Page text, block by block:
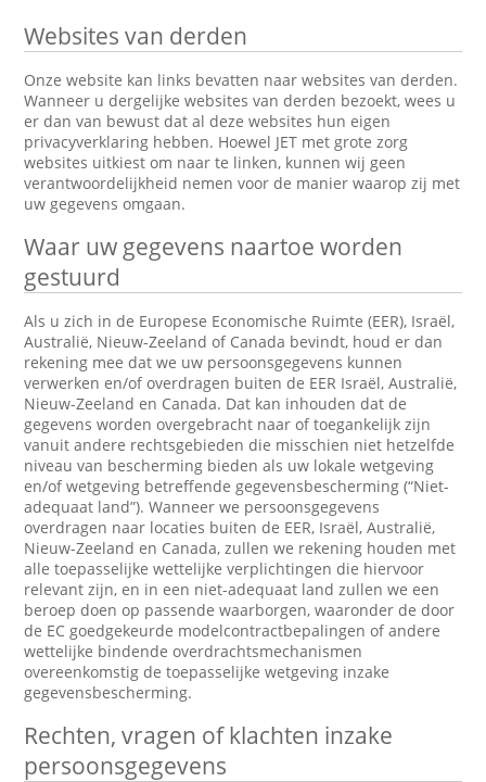
Websites van derden
Onze website kan links bevatten naar websites van derden.
Wanneer u dergelijke websites van derden bezoekt, wees u
er dan van bewust dat al deze websites hun eigen
privacyverklaring hebben. Hoewel JET met grote zorg
websites uitkiest om naar te linken, kunnen wij geen
verantwoordelijkheid nemen voor de manier waarop zij met
uw gegevens omgaan.
Waar uw gegevens naartoe worden
gestuurd
Als u zich in de Europese Economische Ruimte (EER), Israël,
Australië, Nieuw-Zeeland of Canada bevindt, houd er dan
rekening mee dat we uw persoonsgegevens kunnen
verwerken en/of overdragen buiten de EER Israël, Australië,
Nieuw-Zeeland en Canada. Dat kan inhouden dat de
gegevens worden overgebracht naar of toegankelijk zijn
vanuit andere rechtsgebieden die misschien niet hetzelfde
niveau van bescherming bieden als uw lokale wetgeving
en/of wetgeving betreffende gegevensbescherming (“Niet-
adequaat land”). Wanneer we persoonsgegevens
overdragen naar locaties buiten de EER, Israël, Australië,
Nieuw-Zeeland en Canada, zullen we rekening houden met
alle toepasselijke wettelijke verplichtingen die hiervoor
relevant zijn, en in een niet-adequaat land zullen we een
beroep doen op passende waarborgen, waaronder de door
de EC goedgekeurde modelcontractbepalingen of andere
wettelijke bindende overdrachtsmechanismen
overeenkomstig de toepasselijke wetgeving inzake
gegevensbescherming.
Rechten, vragen of klachten inzake
persoonsgegevens